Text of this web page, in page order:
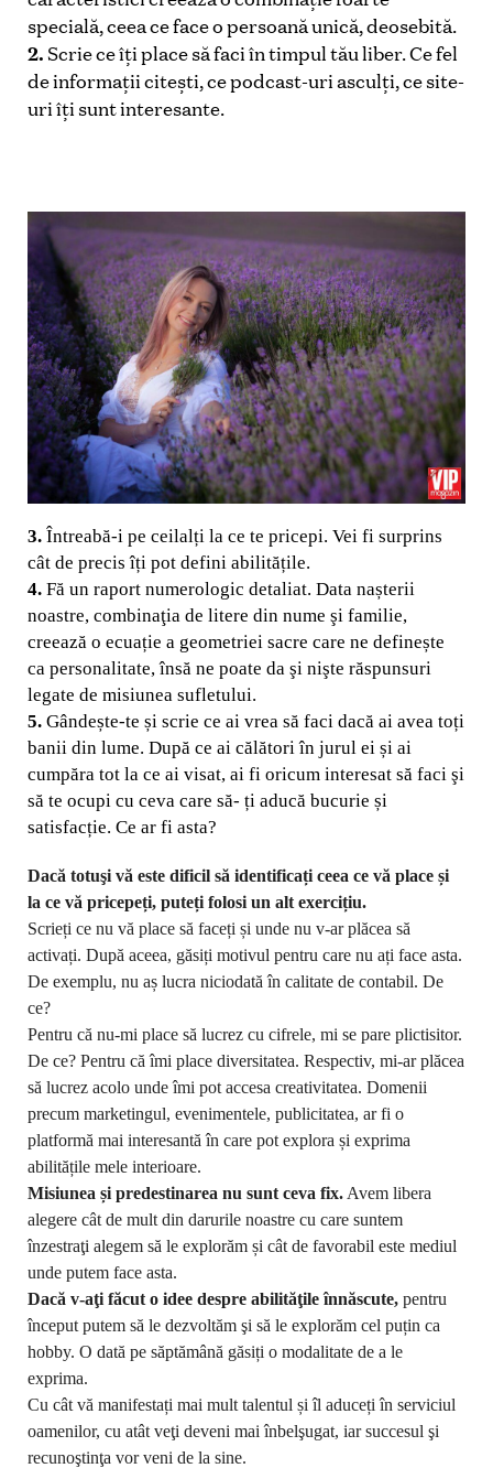
specială, ceea ce face o persoană unică, deosebită.
2.Scrie ce îți place să faci în timpul tău liber. Ce fel
de informații citeşti, ce podcast-uri asculţi,ce site-
uri îţi sunt interesante.
3. Întreabă-i pe ceilalți la ce te pricepi. Vei fi surprins
cât de precis îți pot defini abilitățile.
4. Fă un raport numerologic detaliat. Data nașterii
noastre, combinaţia de litere din nume şi familie,
creează o ecuație a geometriei sacre care ne definește
ca personalitate, însă ne poate da şi nişte răspunsuri
legate de misiunea sufletului.
5. Gândește-te și scrie ce ai vrea să faci dacă ai avea toți
banii din lume. După ce ai călători în jurul ei și ai
cumpăra tot la ce ai visat, ai fi oricum interesat să faci şi
să te ocupi cu ceva care să- ți aducă bucurie și
satisfacție. Ce ar fi asta?
Dacă totuşi vă este dificil să identificați ceea ce vă place și
la ce vă pricepeți, puteți folosi un alt exercițiu.
Scrieți ce nu vă place să faceți și unde nu v-ar plăcea să
activați. După aceea, găsiți motivul pentru care nu ați face asta.
De exemplu, nu aș lucra niciodată în calitate de contabil. De
ce?
Pentru că nu-mi place să lucrez cu cifrele, mi se pare plictisitor.
De ce? Pentru că îmi place diversitatea. Respectiv, mi-ar plăcea
să lucrez acolo unde îmi pot accesa creativitatea. Domenii
precum marketingul, evenimentele, publicitatea, ar fi o
platformă mai interesantă în care pot explora și exprima
abilitățile mele interioare.
Misiunea și predestinarea nu sunt ceva fix. Avem libera
alegere cât de mult din darurile noastre cu care suntem
înzestraţi alegem să le explorăm și cât de favorabil este mediul
unde putem face asta.
Dacă v-aţi făcut o idee despre abilităţile înnăscute, pentru
început putem să le dezvoltăm şi să le explorăm cel puțin ca
hobby. O dată pe săptămână găsiți o modalitate de a le
exprima.
Cu cât vă manifestați mai mult talentul și îl aduceți în serviciul
oamenilor, cu atât veţi deveni mai înbelşugat, iar succesul şi
recunoştinţa vor veni de la sine.